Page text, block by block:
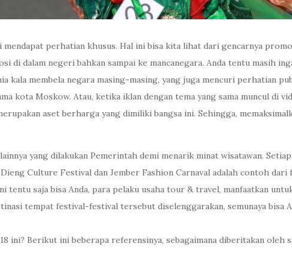
perhatian khusus. Hal ini bisa kita lihat dari gencarnya
dalam negeri bahkan sampai ke mancanegara. Anda tentu masih
kala membela negara masing-masing, yang juga mencuri perhatian
kota Moskow. Atau, ketika iklan dengan tema yang sama muncul di
aset berharga yang dimiliki bangsa ini. Sehingga,
yang dilakukan Pemerintah demi menarik minat wisatawan.
Culture Festival dan Jember Fashion Carnaval adalah contoh dari
saja bisa Anda, para pelaku usaha tour & travel, manfaatkan
tempat festival-festival tersebut diselenggarakan, semunaya bisa
ini? Berikut ini beberapa referensinya, sebagaimana diberitakan oleh